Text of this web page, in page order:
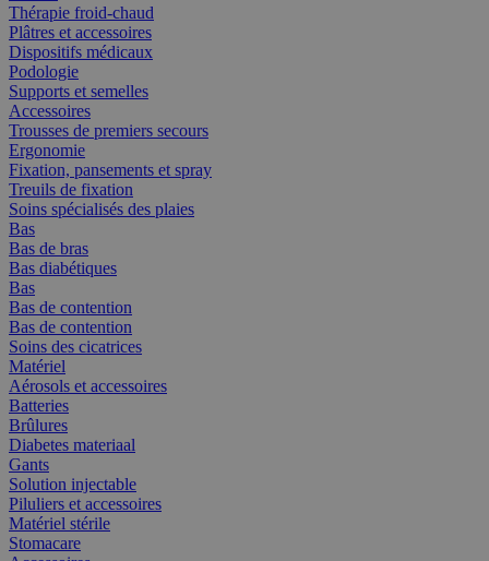
Thérapie froid-chaud
Plâtres et accessoires
Dispositifs médicaux
Podologie
Supports et semelles
Accessoires
Trousses de premiers secours
Ergonomie
Fixation, pansements et spray
Treuils de fixation
Soins spécialisés des plaies
Bas
Bas de bras
Bas diabétiques
Bas
Bas de contention
Bas de contention
Soins des cicatrices
Matériel
Aérosols et accessoires
Batteries
Brûlures
Diabetes materiaal
Gants
Solution injectable
Piluliers et accessoires
Matériel stérile
Stomacare